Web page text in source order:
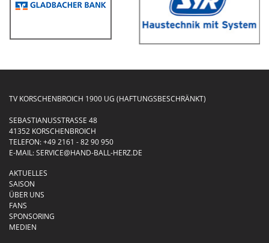
TV KORSCHENBROICH 1900 UG (HAFTUNGSBESCHRÄNKT)
SEBASTIANUSSTRASSE 48
41352 KORSCHENBROICH
TELEFON:+49 2161 - 82 90 950
E-MAIL:SERVICE@HAND-BALL-HERZ.DE
AKTUELLES
SAISON
ÜBER UNS
FANS
SPONSORING
MEDIEN